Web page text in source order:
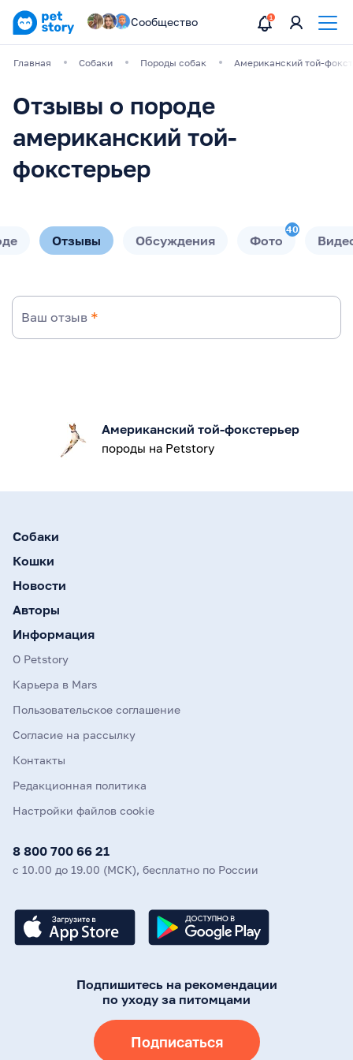
Сообщество
Главная Собаки Породы собак Американский той-
Отзывы о породе
американский той-
фокстерьер
Отзывы Обсуждения Фото
40
Ваш отзыв *
Американский той-фокстерьер
породы на Petstory
Собаки
Кошки
Новости
Авторы
Информация
О Petstory
Карьера в Mars
Пользовательское соглашение
Согласие на рассылку
Контакты
Редакционная политика
Настройки файлов cookie
8 800 700 66 21
с 10.00 до 19.00 (МСК), бесплатно по России
Подпишитесь на рекомендации
по уходу за питомцами
Подписаться